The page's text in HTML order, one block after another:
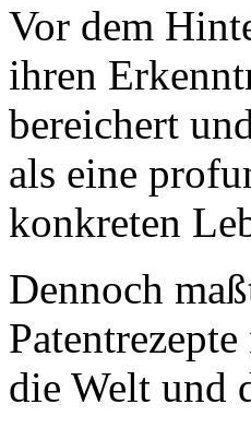
Vor dem
ihren
bereichert
als eine
konkreten
Dennoch
die Welt und